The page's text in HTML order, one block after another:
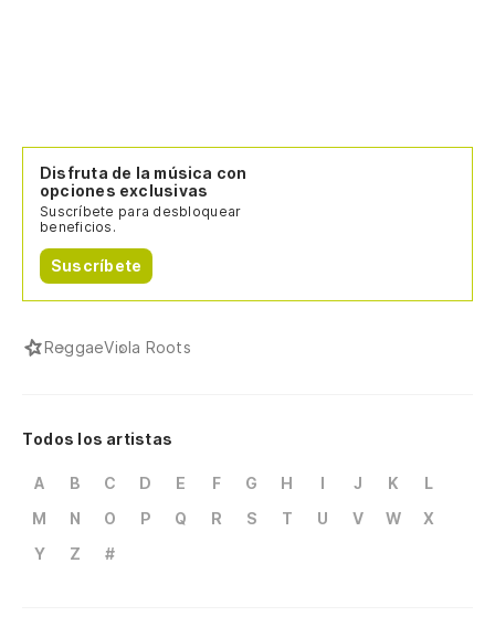
Disfruta de la música con
opciones exclusivas
Suscríbete para desbloquear
beneficios.
Suscríbete
ReggaeViola Roots
Todos los artistas
A B C D E F G H I J K
L
M
N O P Q R S T U V W
X
Y
Z #